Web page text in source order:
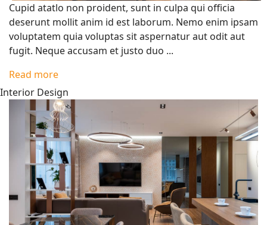
Cupid atatlo non proident, sunt in culpa qui officia
deserunt mollit anim id est laborum. Nemo enim ipsam
voluptatem quia voluptas sit aspernatur aut odit aut
fugit. Neque accusam et justo duo ...
Read more
Interior Design